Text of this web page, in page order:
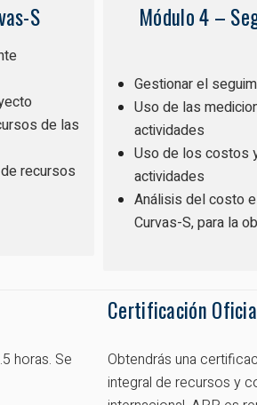
S
de las
recursos
Módulo 4 –
Gestionar el
Uso de las
actividades
Uso de los costos
actividades
Análisis del costo
Curvas-S, para la
horas. Se
Certificación
Obtendrás una
integral de recursos y